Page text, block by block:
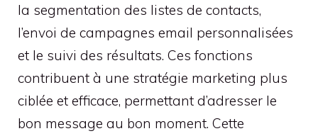
la segmentation des listes de contacts,
l’envoi de campagnes email personnalisées
et le suivi des résultats. Ces fonctions
contribuent à une stratégie marketing plus
ciblée et efficace, permettant d’adresser le
bon message au bon moment. Cette